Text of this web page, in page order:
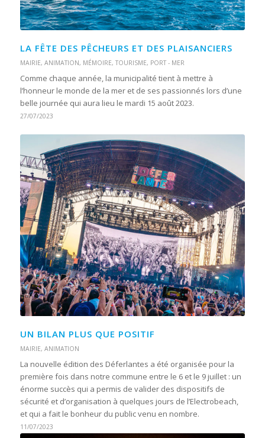
LA FÊTE DES PÊCHEURS ET DES PLAISANCIERS
MAIRIE, ANIMATION, MÉMOIRE, TOURISME, PORT - MER
Comme chaque année, la municipalité tient à mettre à
l’honneur le monde de la mer et de ses passionnés lors d’une
belle journée qui aura lieu le mardi 15 août 2023.
27/07/2023
UN BILAN PLUS QUE POSITIF
MAIRIE, ANIMATION
La nouvelle édition des Déferlantes a été organisée pour la
première fois dans notre commune entre le 6 et le 9 juillet : un
énorme succès qui a permis de valider des dispositifs de
sécurité et d’organisation à quelques jours de l’Electrobeach,
et qui a fait le bonheur du public venu en nombre.
11/07/2023